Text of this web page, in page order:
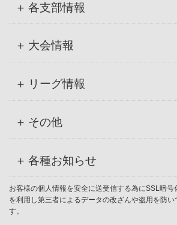
各支部情報
大会情報
リーグ情報
その他
各種お知らせ
お客様の個人情報を安全に送受信する為にSSL暗号
を利用し第三者によるデータの改ざんや盗用を防い
す。